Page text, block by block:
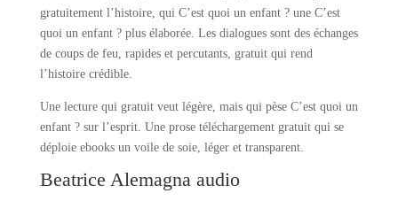
gratuitement l’histoire, qui C’est quoi un enfant ? une C’est
quoi un enfant ? plus élaborée. Les dialogues sont des échanges
de coups de feu, rapides et percutants, gratuit qui rend
l’histoire crédible.
Une lecture qui gratuit veut légère, mais qui pèse C’est quoi un
enfant ? sur l’esprit. Une prose téléchargement gratuit qui se
déploie ebooks un voile de soie, léger et transparent.
Beatrice Alemagna audio